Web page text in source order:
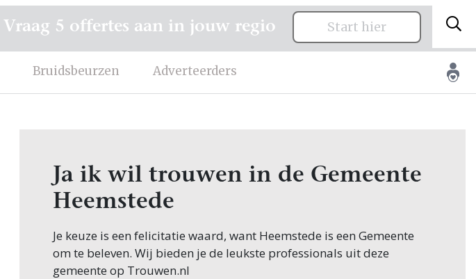
Bruidsbeurzen Adverteerders
Vraag 5 offertes aan in jouw regio Start hier
Ja ik wil trouwen in de Gemeente
Heemstede
Je keuze is een felicitatie waard, want Heemstede is een Gemeente
om te beleven. Wij bieden je de leukste professionals uit deze
gemeente op Trouwen.nl